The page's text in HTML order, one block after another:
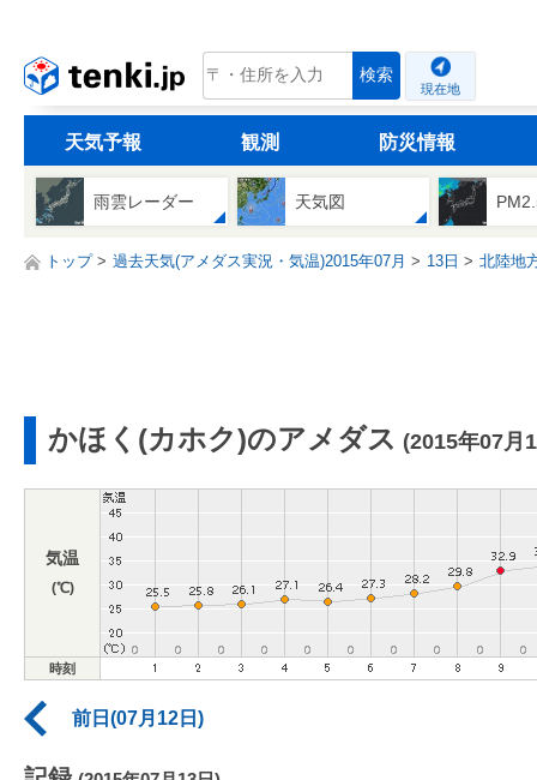
tenki.jp 検索
現在地
天気予報 観測 防災情報
雨雲レーダー 天気図
トップ 過去天気(アメダス実況・気温)2015年07月 13日 北陸地
かほく(カホク)のアメダス (2015年07月
気温
(℃)
時刻
前日(07月12日)